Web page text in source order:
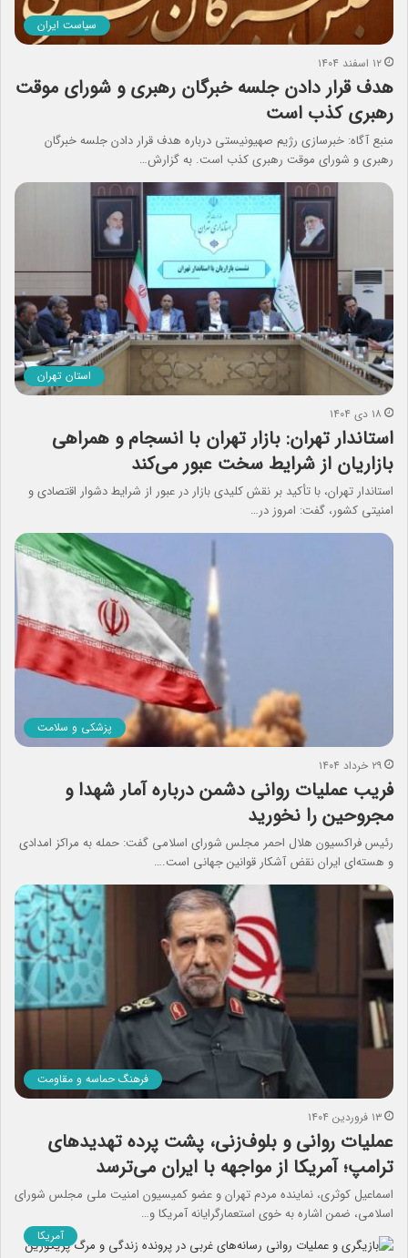
سیاست ایران
۱۲ اسفند ۱۴۰۴
هدف قرار دادن جلسه خبرگان رهبری و شورای موقت
رهبری کذب است
منبع آگاه: خبرسازی رژیم صهیونیستی درباره هدف قرار دادن جلسه خبرگان
رهبری و شورای موقت رهبری کذب است. به گزارش…
استان تهران
۱۸ دی ۱۴۰۴
استاندار تهران: بازار تهران با انسجام و همراهی
بازاریان از شرایط سخت عبور می‌کند
استاندار تهران، با تأکید بر نقش کلیدی بازار در عبور از شرایط دشوار اقتصادی و
امنیتی کشور، گفت: امروز در…
پزشکی و سلامت
۲۹ خرداد ۱۴۰۴
فریب عملیات روانی دشمن درباره آمار شهدا و
مجروحین را نخورید
رئیس فراکسیون هلال احمر مجلس شورای اسلامی گفت: حمله به مراکز امدادی
و هسته‌ای ایران نقض آشکار قوانین جهانی است.…
فرهنگ حماسه و مقاومت
۱۳ فروردین ۱۴۰۴
عملیات روانی و بلوف‌زنی، پشت پرده تهدیدهای
ترامپ؛ آمریکا از مواجهه با ایران می‌ترسد
اسماعیل کوثری، نماینده مردم تهران و عضو کمیسیون امنیت ملی مجلس شورای
اسلامی، ضمن اشاره به خوی استعمارگرایانه آمریکا و…
آمریکا